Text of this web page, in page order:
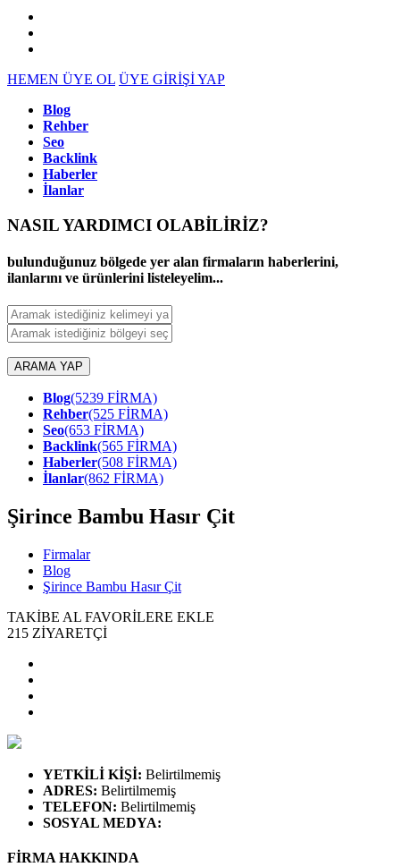
HEMEN ÜYE OL ÜYE GİRİŞİ YAP
Blog
Rehber
Seo
Backlink
Haberler
İlanlar
NASIL YARDIMCI OLABİLİRİZ?
bulunduğunuz bölgede yer alan firmaların haberlerini,
ilanlarını ve ürünlerini listeleyelim...
ARAMA YAP
Blog(5239 FİRMA)
Rehber(525 FİRMA)
Seo(653 FİRMA)
Backlink(565 FİRMA)
Haberler(508 FİRMA)
İlanlar(862 FİRMA)
Şirince Bambu Hasır Çit
Firmalar
Blog
Şirince Bambu Hasır Çit
TAKİBE AL FAVORİLERE EKLE
215 ZİYARETÇİ
YETKİLİ KİŞİ: Belirtilmemiş
ADRES: Belirtilmemiş
TELEFON: Belirtilmemiş
SOSYAL MEDYA:
FİRMA HAKKINDA